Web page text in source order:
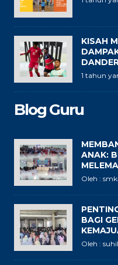
KISAH
1 tahun
Blog Guru
ANAK:
Oleh :
BAGI
Oleh :